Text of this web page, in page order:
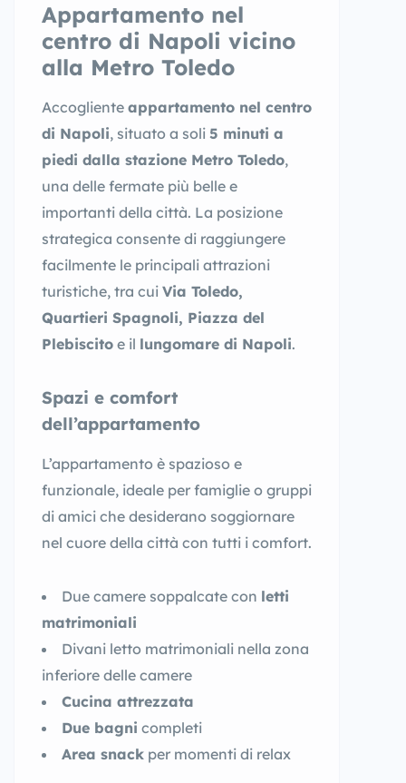
Appartamento nel
centro di Napoli vicino
alla Metro Toledo
Accogliente appartamento nel centro
di Napoli, situato a soli 5 minuti a
piedi dalla stazione Metro Toledo,
una delle fermate più belle e
importanti della città. La posizione
strategica consente di raggiungere
facilmente le principali attrazioni
turistiche, tra cui Via Toledo,
Quartieri Spagnoli, Piazza del
Plebiscito e il lungomare di Napoli.
Spazi e comfort
dell’appartamento
L’appartamento è spazioso e
funzionale, ideale per famiglie o gruppi
di amici che desiderano soggiornare
nel cuore della città con tutti i comfort.
Due camere soppalcate con letti
matrimoniali
Divani letto matrimoniali nella zona
inferiore delle camere
Cucina attrezzata
Due bagni completi
Area snack per momenti di relax